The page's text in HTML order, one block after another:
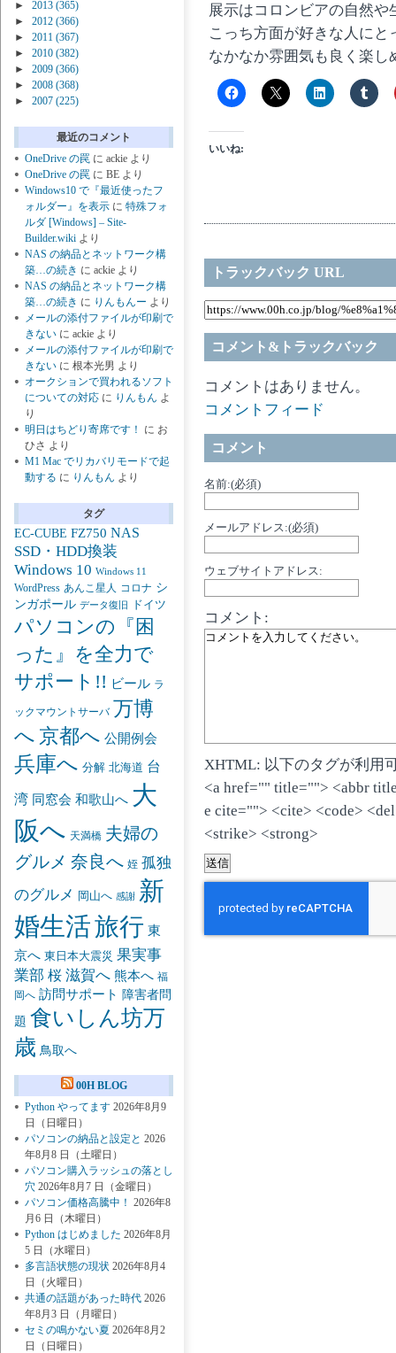
► 2013 (365)
►
2012 (366)
►
2011 (367)
►
2010 (382)
►
2009 (366)
►
2008 (368)
►
2007 (225)
最近のコメント
OneDrive の罠 に ackie より
OneDrive の罠 に BE より
Windows10 で『最近使ったフ
ォルダー』を表示 に 特殊フォ
ルダ [Windows] – Site-
Builder.wiki より
NAS の納品とネットワーク構
築…の続き に ackie より
NAS の納品とネットワーク構
築…の続き に りんもんー より
メールの添付ファイルが印刷で
きない に ackie より
メールの添付ファイルが印刷で
きない に 根本光男 より
オークションで買われるソフト
についての対応 に りんもん よ
り
明日はちどり寄席です！
に お
ひさ より
M1 Mac でリカバリモードで起
動する に りんもん より
タグ
EC-CUBE FZ750 NAS
SSD・HDD換装
Windows 10 Windows 11
WordPress あんこ星人 コロナ シ
ンガポール データ復旧 ドイツ
パソコンの『困
った』を全力で
サポート!! ビール ラ
ックマウントサーバ 万博
へ 京都へ 公開例会
兵庫へ 分解 北海道 台
湾 同窓会 和歌山へ 大
阪へ 天満橋 夫婦の
グルメ 奈良へ 姪 孤独
のグルメ
岡山へ 感謝 新
婚生活旅行 東
京へ 東日本大震災 果実事
業部 桜 滋賀へ 熊本へ 福
岡へ 訪問サポート 障害者問
題 食いしん坊万
歳 鳥取へ
00H BLOG
Python やってます 2026年8月9
日（日曜日）
パソコンの納品と設定と 2026
年8月8 日（土曜日）
パソコン購入ラッシュの落とし
穴 2026年8月7 日（金曜日）
パソコン価格高騰中！ 2026年8
月6 日（木曜日）
Python はじめました 2026年8月
5 日（水曜日）
多言語状態の現状 2026年8月4
日（火曜日）
共通の話題があった時代 2026
年8月3 日（月曜日）
セミの鳴かない夏 2026年8月2
日（日曜日）
展示はコロンビアの自然
こっち方面が好きな人に
なかなか雰囲気も良く楽し
いいね:
トラックバック URL
コメント&トラックバック
コメントはありません。
コメントフィード
コメント
名前:(必須)
メールアドレス:(必須)
ウェブサイトアドレス:
コメント:
XHTML: 以下のタグが利用
<a href="" title=""> <abbr
e cite=""> <cite> <code>
<strike> <strong>